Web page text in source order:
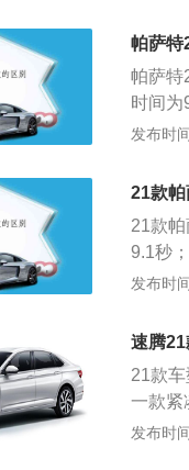
宽不同
mm、
帕萨特
帕萨特
时间为
箱容积
帕萨特
车，
发布时
21款帕
21款
9.1秒
萨特
距为
发布时
速腾21
21款
一款紧
米，
发布时